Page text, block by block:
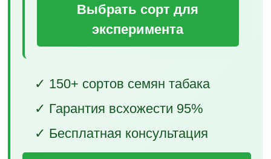
Выбрать сорт для
эксперимента
✓ 150+ сортов семян табака
✓ Гарантия всхожести 95%
✓ Бесплатная консультация